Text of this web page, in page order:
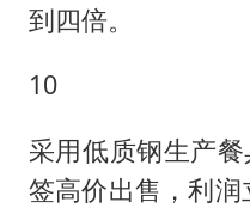
到四倍。
10
采用低质钢生产
签高价出售，利